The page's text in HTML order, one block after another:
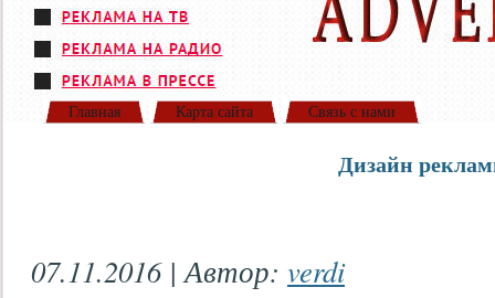
Главная Карта сайта Связь с нами
Дизайн
07.11.2016 | Автор: verdi